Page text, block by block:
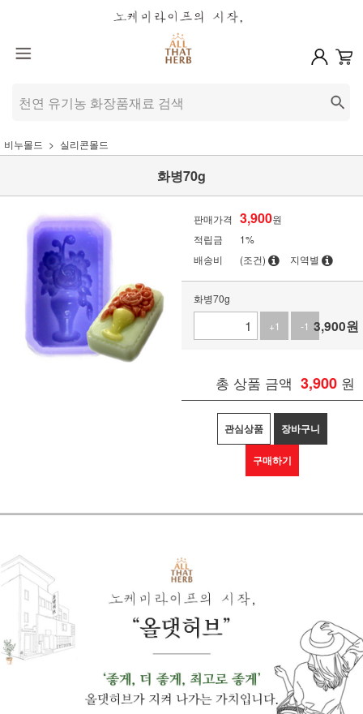
비누몰드 실리콘몰드
화병70g
판매가격 3,900원
적립금
1%
배송비
(조건) 지역별
화병70g
+1
-1 3,900원
총 상품 금액 3,900 원
관심상품 장바구니
구매하기